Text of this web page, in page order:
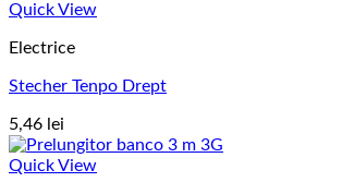
Quick View
Electrice
Stecher Tenpo Drept
5,46 lei
Quick View